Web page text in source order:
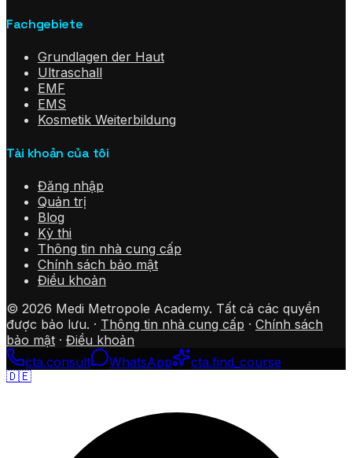
Fachgebiete
Grundlagen der Haut
Ultraschall
EMF
EMS
Kosmetik Weiterbildung
Tài khoản của tôi
Đăng nhập
Quản trị
Blog
Kỳ thi
Thông tin nhà cung cấp
Chính sách bảo mật
Điều khoản
© 2026 Medi Metropole Academy. Tất cả các quyền
được bảo lưu. · Thông tin nhà cung cấp · Chính sách
bảo mật · Điều khoản
cta.consult
WhatsApp cta.find_course
🇩🇪